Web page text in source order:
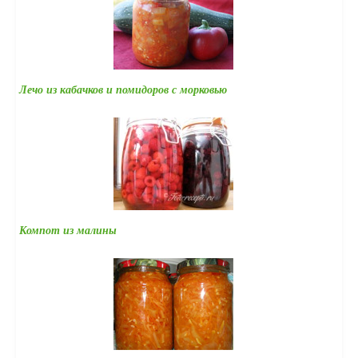
Лечо из кабачков и помидоров с морковью
Компот из малины